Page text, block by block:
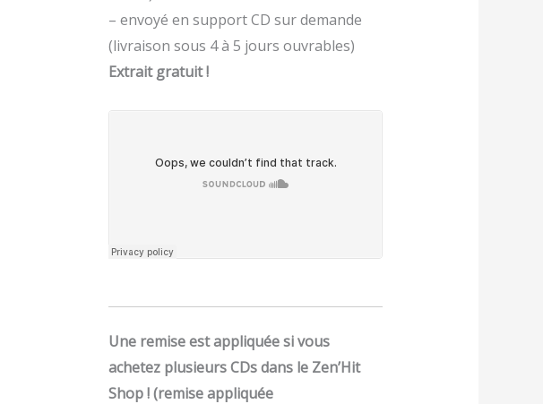
– envoyé en support CD sur demande
(livraison sous 4 à 5 jours ouvrables)
Extrait gratuit !
Une remise est appliquée si vous
achetez plusieurs CDs dans le Zen’Hit
Shop ! (remise appliquée